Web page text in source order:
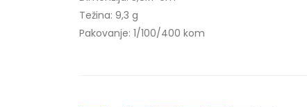
Težina: 9,3 g
Pakovanje: 1/100/400 kom